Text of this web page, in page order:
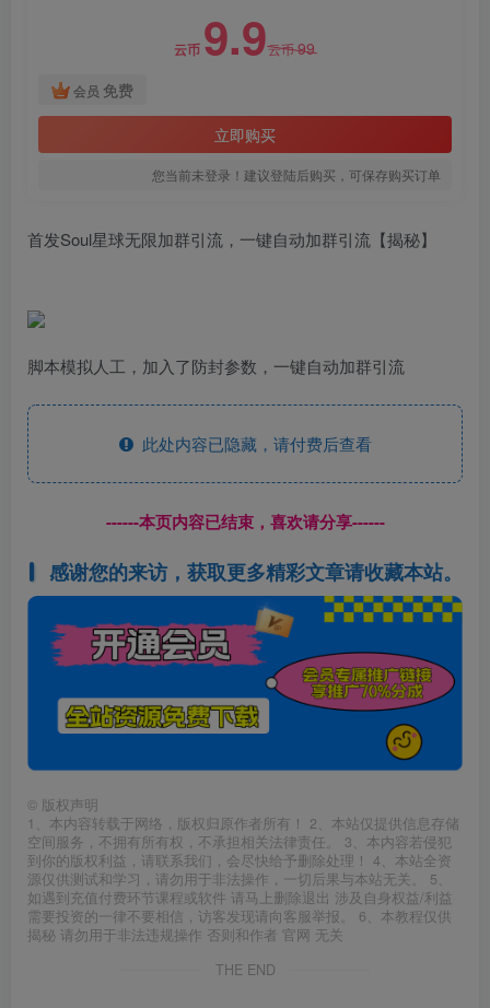
云币 9.9云币99
会员 免费
立即购买
您当前未登录！建议登陆后购买，可保存购买订单
首发Soul星球无限加群引流，一键自动加群引流【揭秘】
脚本模拟人工，加入了防封参数，一键自动加群引流
此处内容已隐藏，请付费后查看
------本页内容已结束，喜欢请分享------
感谢您的来访，获取更多精彩文章请收藏本站。
© 版权声明
1、本内容转载于网络，版权归原作者所有！ 2、本站仅提供信息存储
空间服务，不拥有所有权，不承担相关法律责任。 3、本内容若侵犯
到你的版权利益，请联系我们，会尽快给予删除处理！ 4、本站全资
源仅供测试和学习，请勿用于非法操作，一切后果与本站无关。 5、
如遇到充值付费环节课程或软件 请马上删除退出 涉及自身权益/利益
需要投资的一律不要相信，访客发现请向客服举报。 6、本教程仅供
揭秘 请勿用于非法违规操作 否则和作者 官网 无关
THE END